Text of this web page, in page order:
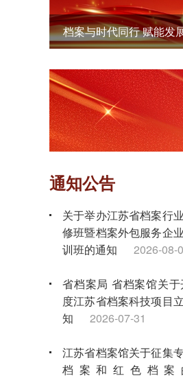
通知公告
关于举办江苏省档案行
修班暨档案外包服务企
训班的通知
2026-08-
省档案局 省档案馆关
度江苏省档案科技项目
知
2026-07-31
江苏省档案馆关于征集
档案和红色档案